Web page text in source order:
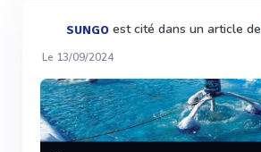
SUNGO est cité dans un article de
Le 13/09/2024